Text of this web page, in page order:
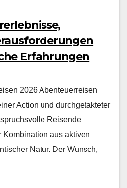
Erfahrungen
2026 Aben­teuer­reisen
Action und durchge­tak­teter
Reisende
Kom­bi­na­tion aus aktiv­en
Natur. Der Wun­sch,